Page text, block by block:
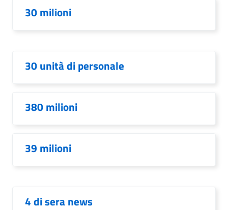
30 milioni
30 unità di personale
380 milioni
39 milioni
4 di sera news